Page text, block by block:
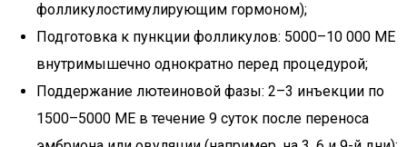
фолликулостимулирующим гормоном);
Подготовка к пункции фолликулов: 5000–10 000 МЕ
внутримышечно однократно перед процедурой;
Поддержание лютеиновой фазы: 2–3 инъекции по
1500–5000 МЕ в течение 9 суток после переноса